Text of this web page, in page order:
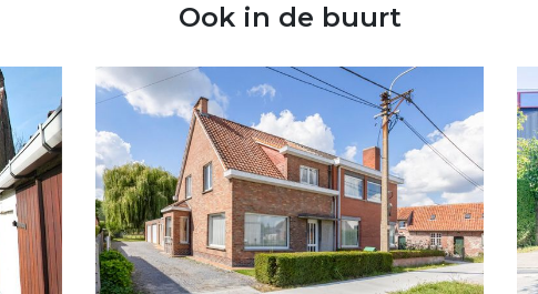
Ook in de buurt